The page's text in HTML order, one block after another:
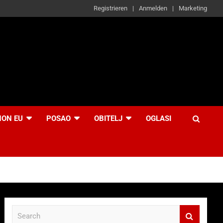
Registrieren Anmelden Marketing
EU POSAO OBITELJ OGLASI